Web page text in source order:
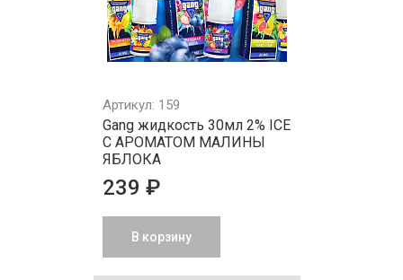
Артикул: 159
Gang жидкость 30мл 2% ICE
С АРОМАТОМ МАЛИНЫ
ЯБЛОКА
239 ₽
В корзину